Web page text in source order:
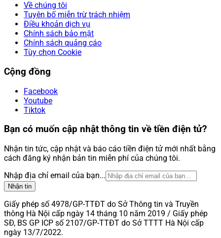
Về chúng tôi
Tuyên bố miễn trừ trách nhiệm
Điều khoản dịch vụ
Chính sách bảo mật
Chính sách quảng cáo
Tùy chọn Cookie
Cộng đồng
Facebook
Youtube
Tiktok
Bạn có muốn cập nhật thông tin về tiền điện tử?
Nhận tin tức, cập nhật và báo cáo tiền điện tử mới nhất bằng
cách đăng ký nhận bản tin miễn phí của chúng tôi.
Nhập địa chỉ email của bạn...
Nhận tin
Giấy phép số 4978/GP-TTĐT do Sở Thông tin và Truyền
thông Hà Nội cấp ngày 14 tháng 10 năm 2019 / Giấy phép
SĐ, BS GP ICP số 2107/GP-TTĐT do Sở TTTT Hà Nội cấp
ngày 13/7/2022.